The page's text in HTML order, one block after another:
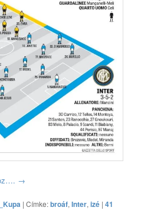
→
|Címke:broáf,Inter,izé |41